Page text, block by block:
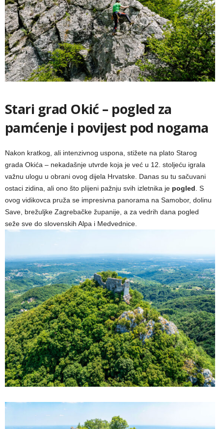
Stari grad Okić – pogled za
pamćenje i povijest pod nogama
Nakon kratkog, ali intenzivnog uspona, stižete na plato Starog
grada Okića – nekadašnje utvrde koja je već u 12. stoljeću igrala
važnu ulogu u obrani ovog dijela Hrvatske. Danas su tu sačuvani
ostaci zidina, ali ono što plijeni pažnju svih izletnika je pogled . S
ovog vidikovca pruža se impresivna panorama na Samobor, dolinu
Save, brežuljke Zagrebačke županije, a za vedrih dana pogled
seže sve do slovenskih Alpa i Medvednice.